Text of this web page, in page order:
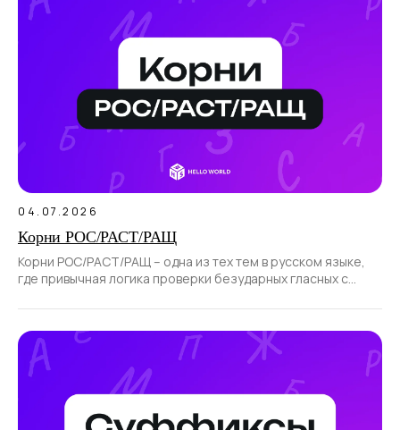
04.07.2026
Корни РОС/РАСТ/РАЩ
Корни РОС/РАСТ/РАЩ – одна из тех тем в русском языке,
где привычная логика проверки безударных гласных с